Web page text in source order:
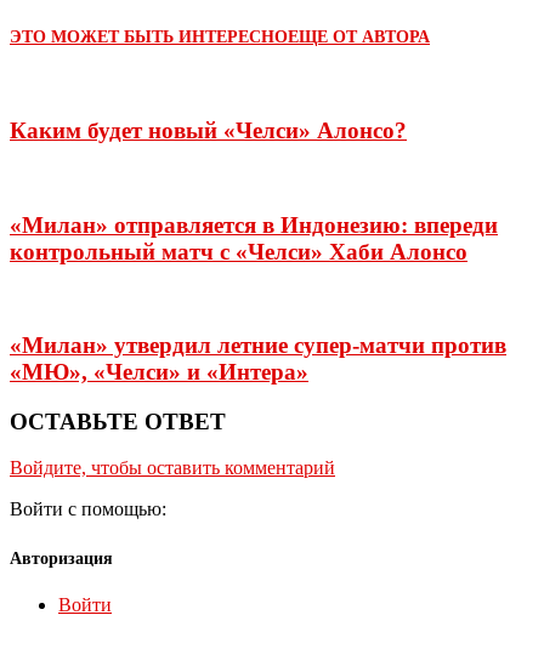
ЭТО МОЖЕТ БЫТЬ ИНТЕРЕСНОЕЩЕ ОТ АВТОРА
Каким будет новый «Челси» Алонсо?
«Милан» отправляется в Индонезию: впереди
контрольный матч с «Челси» Хаби Алонсо
«Милан» утвердил летние супер-матчи против
«МЮ», «Челси» и «Интера»
ОСТАВЬТЕ ОТВЕТ
Войдите, чтобы оставить комментарий
Войти с помощью:
Авторизация
Войти